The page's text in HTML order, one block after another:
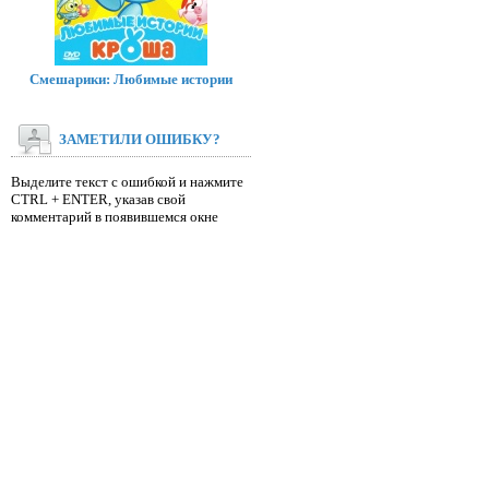
Смешарики: Любимые истории
ЗАМЕТИЛИ ОШИБКУ?
Выделите текст с ошибкой и нажмите
CTRL + ENTER, указав свой
комментарий в появившемся окне